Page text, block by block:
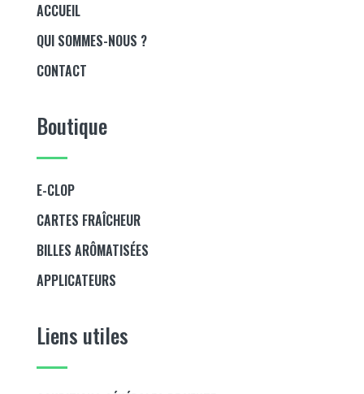
ACCUEIL
QUI SOMMES-NOUS ?
CONTACT
Boutique
E-CLOP
CARTES FRAÎCHEUR
BILLES ARÔMATISÉES
APPLICATEURS
Liens utiles